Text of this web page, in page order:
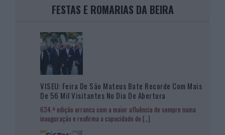
FESTAS E ROMARIAS DA BEIRA
VISEU: Feira De São Mateus Bate Recorde Com Mais
De 56 Mil Visitantes No Dia De Abertura
634.ª edição arranca com a maior afluência de sempre numa
inauguração e reafirma a capacidade de […]